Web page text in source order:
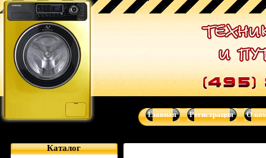
Главная Регистрация О
Каталог